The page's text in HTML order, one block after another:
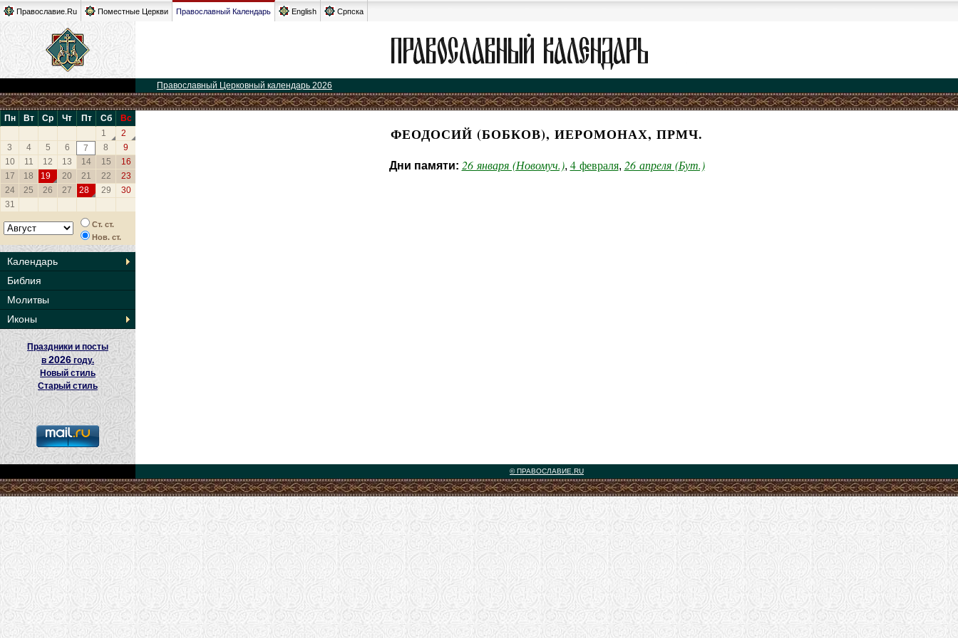
Православие.Ru Поместные Церкви Православный Календарь English Српска
Православный Церковный календарь 2026
Пн Вт Ср Чт Пт Сб
Вс
1
2
3
4 5 6 7 8
9
10
11 12 13 14 15
16
17
18 19 20 21 22
23
24
25 26 27 28 29
30
31
Ст. ст.
Нов. ст.
Календарь
Библия
Молитвы
Иконы
Праздники и посты
в2026 году.
Новый стиль
Старый стиль
ФЕОДОСИЙ (БОБКОВ), ИЕРОМОНАХ, ПРМЧ.
Дни памяти: 26 января (Новомуч.), 4 февраля, 26 апреля (Бут.)
© ПРАВОСЛАВИЕ.RU